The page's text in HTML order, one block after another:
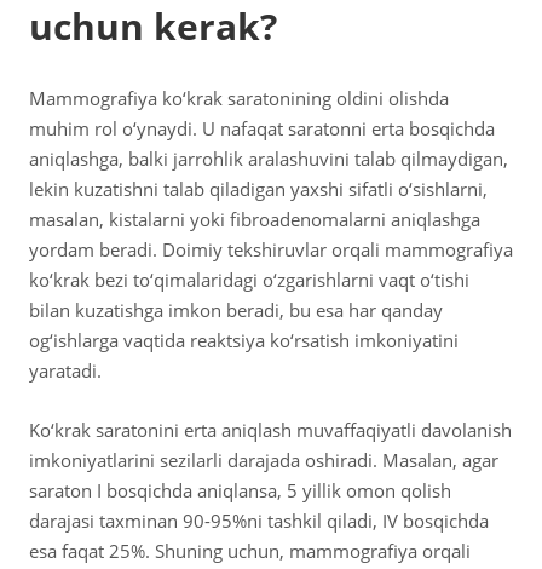
uchun kerak?
Mammografiya ko‘krak saratonining oldini olishda
muhim rol o‘ynaydi. U nafaqat saratonni erta bosqichda
aniqlashga, balki jarrohlik aralashuvini talab qilmaydigan,
lekin kuzatishni talab qiladigan yaxshi sifatli o‘sishlarni,
masalan, kistalarni yoki fibroadenomalarni aniqlashga
yordam beradi. Doimiy tekshiruvlar orqali mammografiya
ko‘krak bezi to‘qimalaridagi o‘zgarishlarni vaqt o‘tishi
bilan kuzatishga imkon beradi, bu esa har qanday
og‘ishlarga vaqtida reaktsiya ko‘rsatish imkoniyatini
yaratadi.
Ko‘krak saratonini erta aniqlash muvaffaqiyatli davolanish
imkoniyatlarini sezilarli darajada oshiradi. Masalan, agar
saraton I bosqichda aniqlansa, 5 yillik omon qolish
darajasi taxminan 90-95%ni tashkil qiladi, IV bosqichda
esa faqat 25%. Shuning uchun, mammografiya orqali